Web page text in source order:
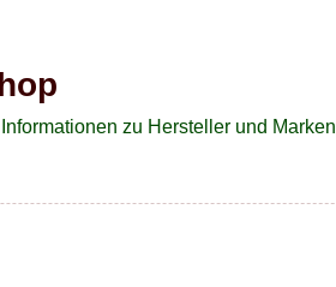
zu Hersteller und Marken